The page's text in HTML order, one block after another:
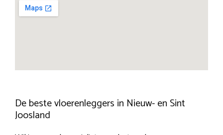
De beste vloerenleggers in Nieuw- en Sint
Joosland